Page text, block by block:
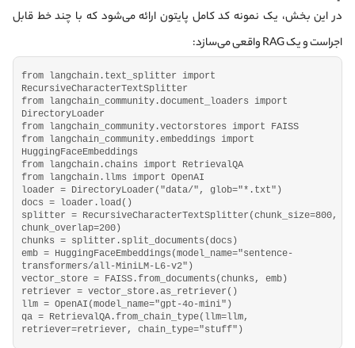
در این بخش، یک نمونه کد کامل پایتون ارائه می‌شود که با چند خط قابل
اجراست و یک RAG واقعی می‌سازد:
from langchain. text_splitter import
RecursiveCharacterTextSplitter
from langchain_community.document_loaders import
DirectoryLoader
from langchain_community.vectorstores import FAISS
from langchain_community.embeddings import
HuggingFaceEmbeddings
from langchain.chains import RetrievalQA
from langchain. llms import OpenAI
loader = DirectoryLoader ( "data/" , glob="*.txt" )
docs = loader. load ()
splitter = RecursiveCharacterTextSplitter (chunk_size=800,
chunk_overlap=200 )
chunks = splitter. split_documents (docs )
emb = HuggingFaceEmbeddings (model_name="sentence-
transformers/all-MiniLM-L6-v2" )
vector_store = FAISS.from_documents (chunks, emb )
retriever = vector_store.as_retriever ()
llm = OpenAI (model_name="gpt-4o-mini" )
qa = RetrievalQA.from_chain_type( llm=llm,
retriever=retriever, chain_type="stuff" )